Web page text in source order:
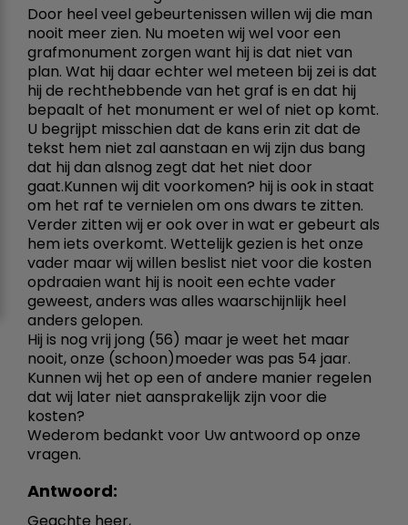
Door heel veel gebeurtenissen willen wij die man
nooit meer zien. Nu moeten wij wel voor een
grafmonument zorgen want hij is dat niet van
plan. Wat hij daar echter wel meteen bij zei is dat
hij de rechthebbende van het graf is en dat hij
bepaalt of het monument er wel of niet op komt.
U begrijpt misschien dat de kans erin zit dat de
tekst hem niet zal aanstaan en wij zijn dus bang
dat hij dan alsnog zegt dat het niet door
gaat.Kunnen wij dit voorkomen? hij is ook in staat
om het raf te vernielen om ons dwars te zitten.
Verder zitten wij er ook over in wat er gebeurt als
hem iets overkomt. Wettelijk gezien is het onze
vader maar wij willen beslist niet voor die kosten
opdraaien want hij is nooit een echte vader
geweest, anders was alles waarschijnlijk heel
anders gelopen.
Hij is nog vrij jong (56) maar je weet het maar
nooit, onze (schoon)moeder was pas 54 jaar.
Kunnen wij het op een of andere manier regelen
dat wij later niet aansprakelijk zijn voor die
kosten?
Wederom bedankt voor Uw antwoord op onze
vragen.
Antwoord:
Geachte heer,